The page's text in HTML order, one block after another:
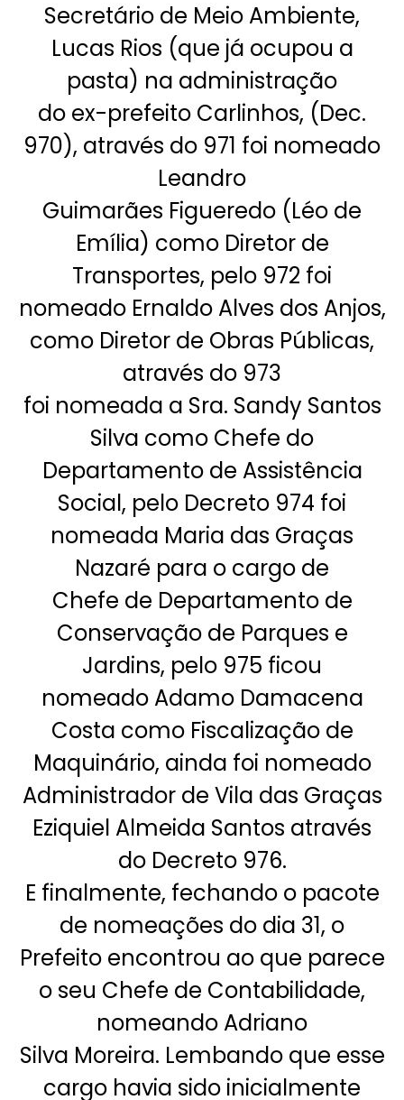
Secretário de Meio Ambiente,
Lucas Rios (que já ocupou a
pasta) na administração
do ex-prefeito Carlinhos, (Dec.
970), através do 971 foi nomeado
Leandro
Guimarães Figueredo (Léo de
Emília) como Diretor de
Transportes, pelo 972 foi
nomeado Ernaldo Alves dos Anjos,
como Diretor de Obras Públicas,
através do 973
foi nomeada a Sra. Sandy Santos
Silva como Chefe do
Departamento de Assistência
Social, pelo Decreto 974 foi
nomeada Maria das Graças
Nazaré para o cargo de
Chefe de Departamento de
Conservação de Parques e
Jardins, pelo 975 ficou
nomeado Adamo Damacena
Costa como Fiscalização de
Maquinário, ainda foi nomeado
Administrador de Vila das Graças
Eziquiel Almeida Santos através
do Decreto 976.
E finalmente, fechando o pacote
de nomeações do dia 31, o
Prefeito encontrou ao que parece
o seu Chefe de Contabilidade,
nomeando Adriano
Silva Moreira. Lembando que esse
cargo havia sido inicialmente